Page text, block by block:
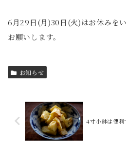
6月29日(月)30日(火)はお休みを
お願いします。
お知らせ
4寸小鉢は便利